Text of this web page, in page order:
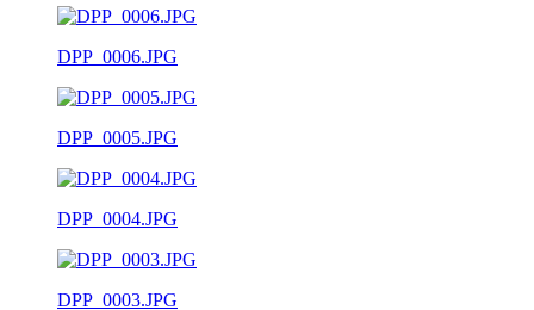
DPP_0006.JPG
DPP_0005.JPG
DPP_0004.JPG
DPP_0003.JPG